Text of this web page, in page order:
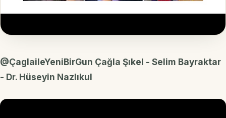
@ÇaglaileYeniBirGun Çağla Şıkel - Selim Bayraktar
- Dr. Hüseyin Nazlıkul